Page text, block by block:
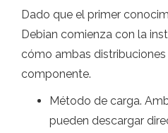
Dado que el primer
Debian comienza con la
cómo ambas distribuciones
componente.
Método de carga.
pueden descargar